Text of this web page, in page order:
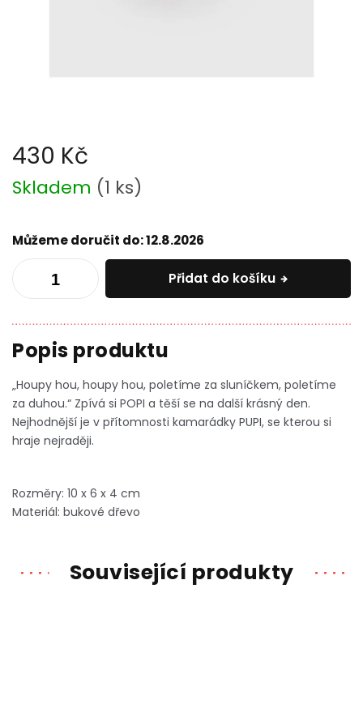
430 Kč
Měrná
cena:
Skladem (1 ks)
Můžeme doručit do:12.8.2026
Přidat do košíku
„Houpy hou, houpy hou, poletíme za sluníčkem, poletíme
za duhou.“ Zpívá si POPI a těší se na další krásný den.
Nejhodnější je v přítomnosti kamarádky PUPI, se kterou si
hraje nejraději.
Rozměry: 10 x 6 x 4 cm
Materiál: bukové dřevo
Související produkty